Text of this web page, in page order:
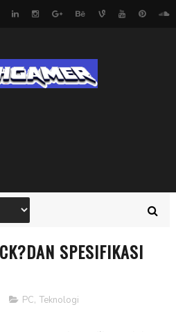
SPESIFIKASI
PC, Teknologi